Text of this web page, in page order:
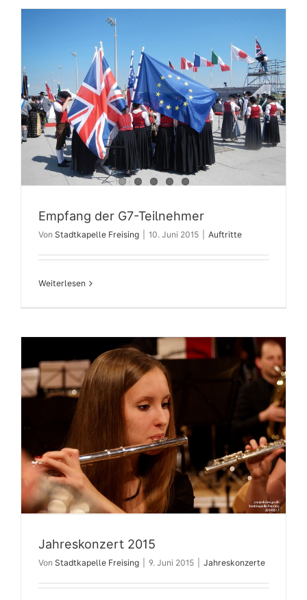
Empfang der G7-Teilnehmer
Von Stadtkapelle Freising 10. Juni 2015 Auftritte
Weiterlesen
Jahreskonzert 2015
Von Stadtkapelle Freising 9. Juni 2015 Jahreskonzerte